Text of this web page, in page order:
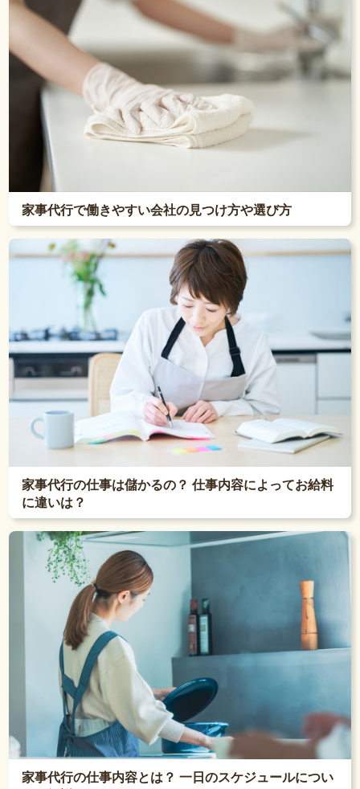
家事代行で働きやすい会社の見つけ方や選び方
家事代行の仕事は儲かるの？ 仕事内容によってお給料
に違いは？
家事代行の仕事内容とは？ 一日のスケジュールについ